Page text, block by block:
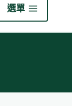
選單